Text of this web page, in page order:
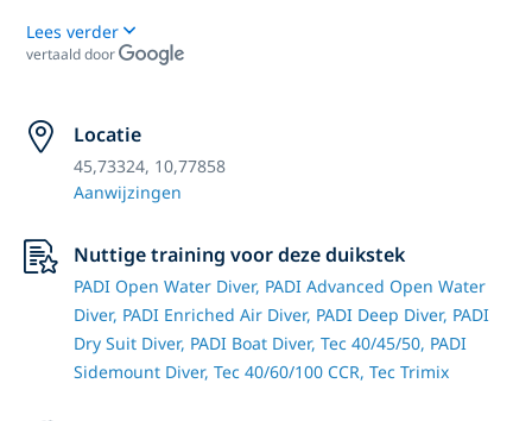
Lees verder
vertaald door
Locatie
45,73324, 10,77858
Aanwijzingen
Nuttige training voor deze duikstek
PADI Open Water Diver, PADI Advanced Open Water
Diver, PADI Enriched Air Diver, PADI Deep Diver, PADI
Dry Suit Diver, PADI Boat Diver,Tec 40/45/50, PADI
Sidemount Diver,Tec 40/60/100 CCR,Tec Trimix